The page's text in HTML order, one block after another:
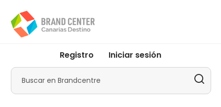
contenido
principal
menu
Promotur
Registro Iniciar sesión
Buscar